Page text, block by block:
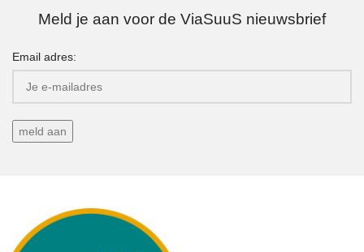
Meld je aan voor de ViaSuuS nieuwsbrief
Email adres: